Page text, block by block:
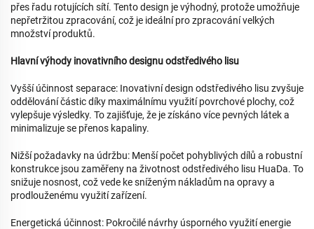
přes řadu rotujících sítí. Tento design je výhodný, protože umožňuje
nepřetržitou zpracování, což je ideální pro zpracování velkých
množství produktů.
Hlavní výhody inovativního designu odstředivého lisu
Vyšší účinnost separace: Inovativní design odstředivého lisu zvyšuje
oddělování částic díky maximálnímu využití povrchové plochy, což
vylepšuje výsledky. To zajišťuje, že je získáno více pevných látek a
minimalizuje se přenos kapaliny.
Nižší požadavky na údržbu: Menší počet pohyblivých dílů a robustní
konstrukce jsou zaměřeny na životnost odstředivého lisu HuaDa. To
snižuje nosnost, což vede ke sníženým nákladům na opravy a
prodlouženému využití zařízení.
Energetická účinnost: Pokročilé návrhy úsporného využití energie